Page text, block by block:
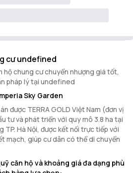
cư undefined
chung cư chuyển nhượng giá tốt,
pháp lý tại undefined
Sky Garden
được TERRA GOLD Việt Nam (đơn vị
tư và phát triển với quy mô 3.8 ha tại
TP. Hà Nội, được kết nối trực tiếp với
mạch, giúp cư dân có thể di chuyển
căn hộ và khoảng giá đa dạng phù